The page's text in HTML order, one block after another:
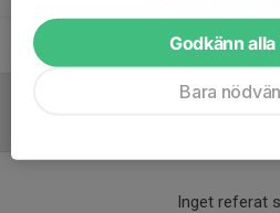
Louise Broomé
Inget referat
Godkänn
Bara